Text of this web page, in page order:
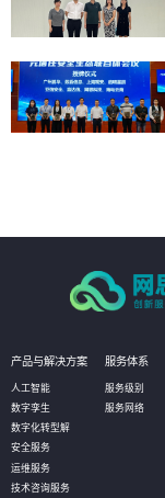
产品与解决方案
人工智能
数字孪生
数字化转型解
安全服务
运维服务
技术咨询服务
服务体系
服务级别
服务网络